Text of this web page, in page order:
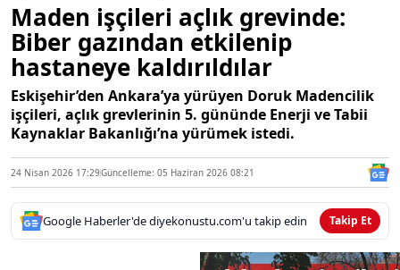
Maden işçileri açlık grevinde:
Biber gazından etkilenip
hastaneye kaldırıldılar
Eskişehir’den Ankara’ya yürüyen Doruk Madencilik
işçileri, açlık grevlerinin 5. gününde Enerji ve Tabii
Kaynaklar Bakanlığı’na yürümek istedi.
24 Nisan 2026 17:29Güncelleme: 05 Haziran 2026 08:21
Google Haberler'de diyekonustu.com'u takip edin Takip Et